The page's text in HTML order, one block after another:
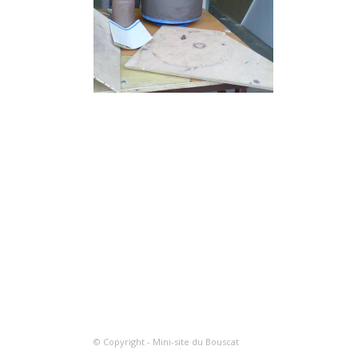
© Copyright - Mini-site du Bouscat